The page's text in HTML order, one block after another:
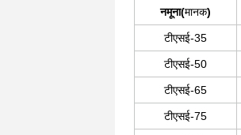
नमूना(मानक)
टीएसई-35
टीएसई-50
टीएसई-65
टीएसई-75